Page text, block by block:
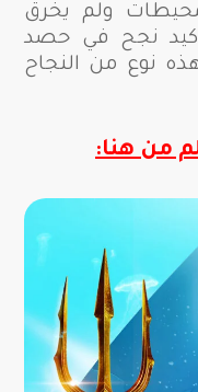
ولم يخرق
نجح في حصد
نوع من النجاح
من هنا: